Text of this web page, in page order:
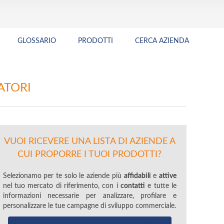
GLOSSARIO PRODOTTI CERCA AZIENDA
VUOI RICEVERE UNA LISTA DI AZIENDE A
CUI PROPORRE I TUOI PRODOTTI?
Selezionamo per te solo le aziende più affidabili e attive
nel tuo mercato di riferimento, con icontatti e tutte le
informazioni necessarie per analizzare, profilare e
personalizzare le tue campagne di sviluppo commerciale.